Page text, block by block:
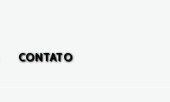
CONTATO